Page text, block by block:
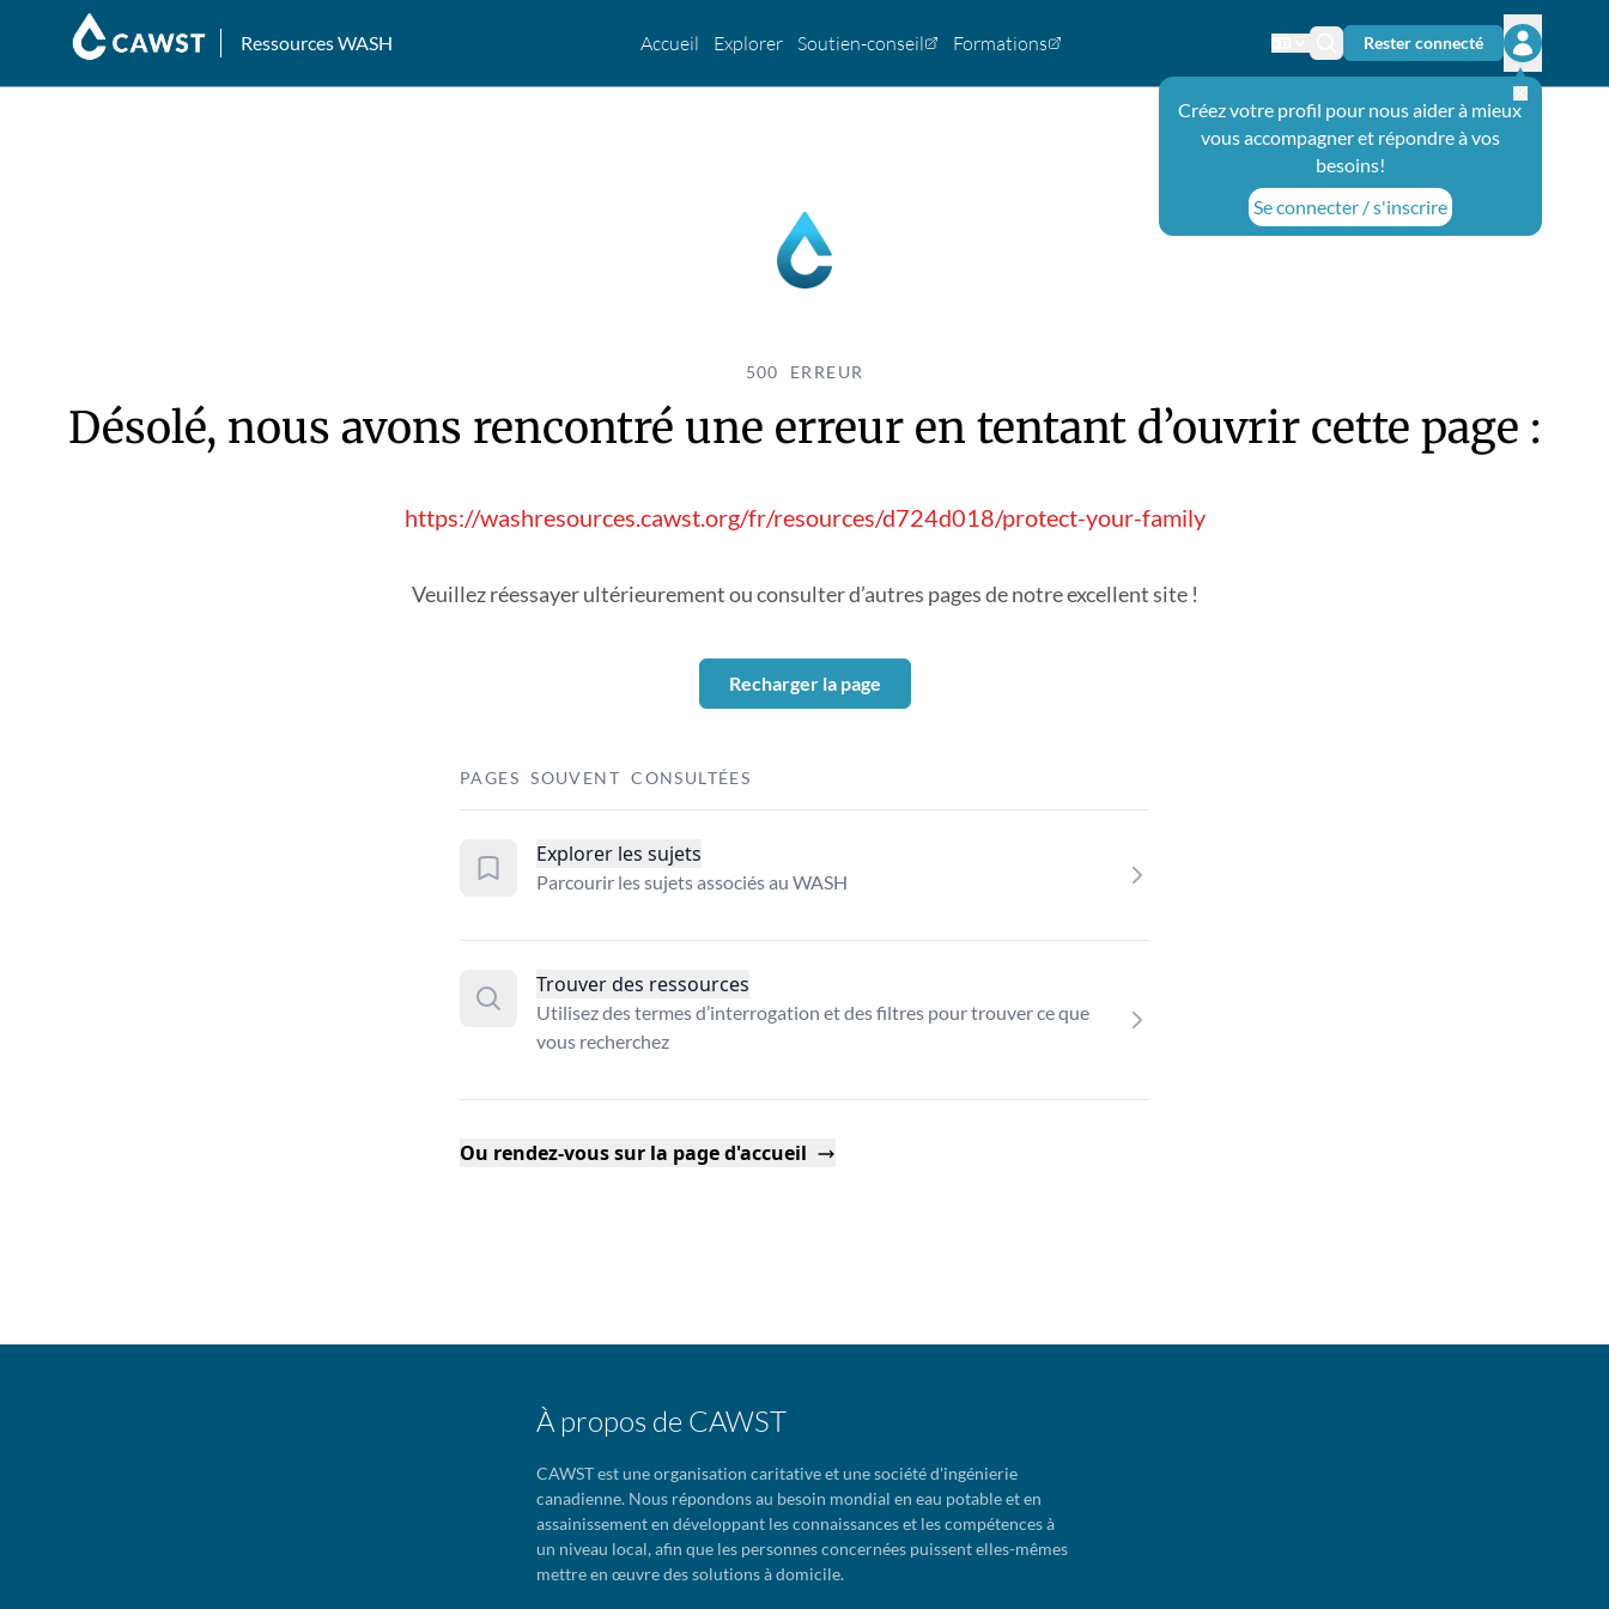
Ressources WASH Accueil Explorer Soutien-conseil Formations Changer de langue
Icône de recherche
Rester connecté
Ouvrir le
Créez votre profil pour nous aider à mieux
vous accompagner et répondre à vos
besoins!
Se connecter / s'inscrire
500 ERREUR
Désolé, nous avons rencontré une erreur en tentant d’ouvrir cette page :
https://washresources.cawst.org/fr/resources/d724d018/protect-your-family
Veuillez réessayer ultérieurement ou consulter d’autres pages de notre excellent site !
Recharger la page
PAGES SOUVENT CONSULTÉES
Explorer les sujets
Parcourir les sujets associés au WASH
Trouver des ressources
Utilisez des termes d’interrogation et des filtres pour trouver ce que
vous recherchez
Ou rendez-vous sur la page d'accueil
À propos de CAWST
CAWST est une organisation caritative et une société d'ingénierie
canadienne. Nous répondons au besoin mondial en eau potable et en
assainissement en développant les connaissances et les compétences à
un niveau local, afin que les personnes concernées puissent elles-mêmes
mettre en œuvre des solutions à domicile.